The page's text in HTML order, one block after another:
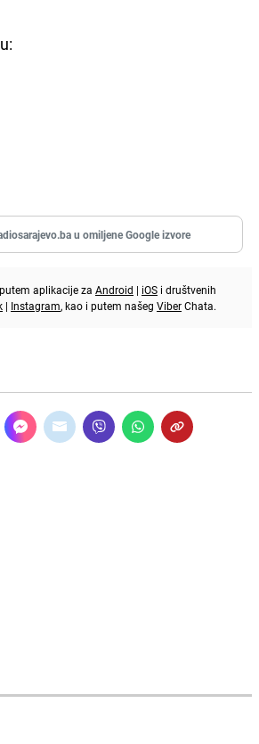
u omiljene Google izvore
aplikacije za Android | iOS i društvenih
| Instagram, kao i putem našeg ViberChata.